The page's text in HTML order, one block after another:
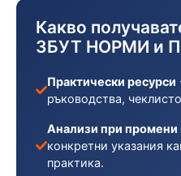
Какво
ЗБУТ НОРМИ и
Практически ресурси
ръководства,
Анализи при промени
конкретни указания
практика.